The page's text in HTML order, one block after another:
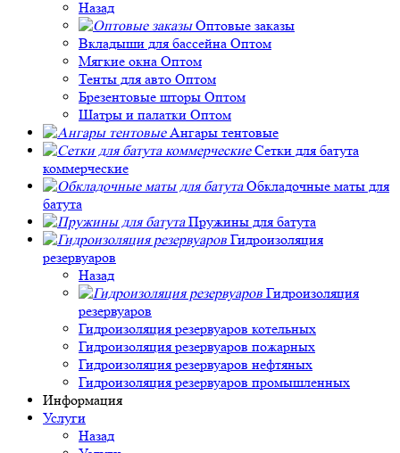
Назад
Оптовые заказы
Вкладыши для бассейна Оптом
Мягкие окна Оптом
Тенты для авто Оптом
Брезентовые шторы Оптом
Шатры и палатки Оптом
Ангары тентовые
Сетки для батута
коммерческие
Обкладочные маты для
батута
Пружины для батута
Гидроизоляция
резервуаров
Назад
Гидроизоляция
резервуаров
Гидроизоляция резервуаров котельных
Гидроизоляция резервуаров пожарных
Гидроизоляция резервуаров нефтяных
Гидроизоляция резервуаров промышленных
Информация
Услуги
Назад